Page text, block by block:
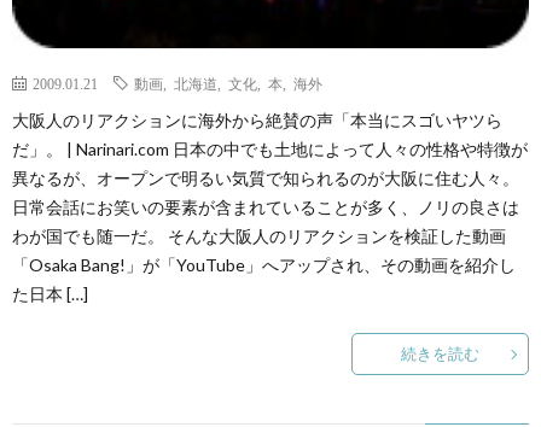
2009.01.21 動画 北海道 文化 本 海外
大阪人のリアクションに海外から絶賛の声「本当にスゴいヤツら
だ」。 | Narinari.com 日本の中でも土地によって人々の性格や特徴が
異なるが、オープンで明るい気質で知られるのが大阪に住む人々。
日常会話にお笑いの要素が含まれていることが多く、ノリの良さは
わが国でも随一だ。 そんな大阪人のリアクションを検証した動画
「Osaka Bang!」が「YouTube」へアップされ、その動画を紹介し
た日本 […]
続きを読む